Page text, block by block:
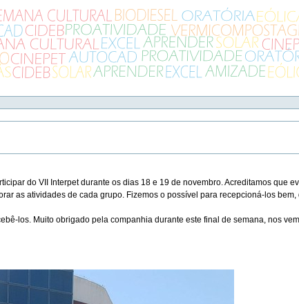
do VII Interpet durante os dias 18 e 19 de novembro. Acreditamos que
as atividades de cada grupo. Fizemos o possível para recepcioná-los
los. Muito obrigado pela companhia durante este final de semana, nos